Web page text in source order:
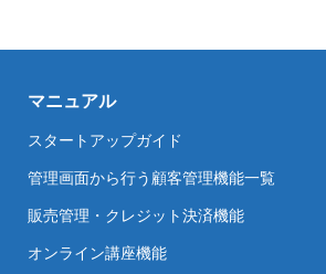
マニュアル
スタートアップガイド
管理画面から行う顧客管理機能一覧
販売管理・クレジット決済機能
オンライン講座機能